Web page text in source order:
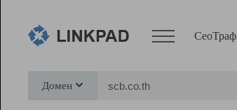
СеоТраф
Домен